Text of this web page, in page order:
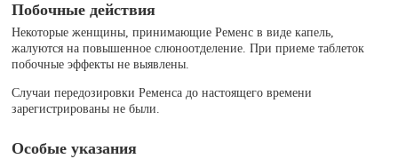
Побочные действия
Некоторые женщины, принимающие Ременс в виде капель,
жалуются на повышенное слюноотделение. При приеме таблеток
побочные эффекты не выявлены.
Случаи передозировки Ременса до настоящего времени
зарегистрированы не были.
Особые указания